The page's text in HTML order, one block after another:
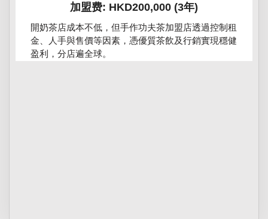
加盟费: HKD200,000 (3年)
開奶茶店成本不低，但手作功夫茶加盟店透過控制租
金、人手與售價等因素，憑優質茶飲及行銷實現穩健
盈利，分店遍全球。